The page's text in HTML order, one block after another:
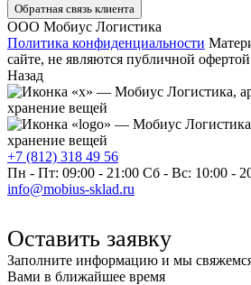
Обратная связь клиента
ООО Мобиус Логистика
Политика конфиденциальности
сайте, не являются публичной офертой
Назад
+7 (812) 318 49 56
Пн - Пт: 09:00 - 21:00 Сб - Вс: 10:00 -
info@mobius-sklad.ru
Оставить заявку
Заполните информацию и мы
Вами в ближайшее время